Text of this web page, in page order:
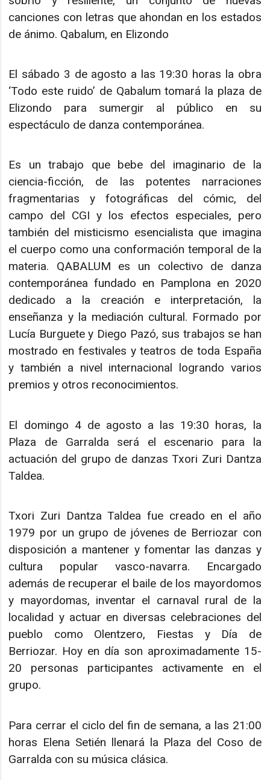
canciones con letras que ahondan en los estados
de ánimo. Qabalum, en Elizondo
El sábado 3 de agosto a las 19:30 horas la obra
‘Todo este ruido’ de Qabalum tomará la plaza de
Elizondo para sumergir al público en su
espectáculo de danza contemporánea.
Es un trabajo que bebe del imaginario de la
ciencia-ficción, de las potentes narraciones
fragmentarias y fotográficas del cómic, del
campo del CGI y los efectos especiales, pero
también del misticismo esencialista que imagina
el cuerpo como una conformación temporal de la
materia. QABALUM es un colectivo de danza
contemporánea fundado en Pamplona en 2020
dedicado a la creación e interpretación, la
enseñanza y la mediación cultural. Formado por
Lucía Burguete y Diego Pazó, sus trabajos se han
mostrado en festivales y teatros de toda España
y también a nivel internacional logrando varios
premios y otros reconocimientos.
El domingo 4 de agosto a las 19:30 horas, la
Plaza de Garralda será el escenario para la
actuación del grupo de danzas Txori Zuri Dantza
Taldea.
Txori Zuri Dantza Taldea fue creado en el año
1979 por un grupo de jóvenes de Berriozar con
disposición a mantener y fomentar las danzas y
cultura popular vasco-navarra. Encargado
además de recuperar el baile de los mayordomos
y mayordomas, inventar el carnaval rural de la
localidad y actuar en diversas celebraciones del
pueblo como Olentzero, Fiestas y Día de
Berriozar. Hoy en día son aproximadamente 15-
20 personas participantes activamente en el
grupo.
Para cerrar el ciclo del fin de semana, a las 21:00
horas Elena Setién llenará la Plaza del Coso de
Garralda con su música clásica.